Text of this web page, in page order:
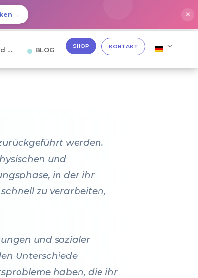
→ ✕
… BLOG SHOP KONTAKT
werden.
und
in der ihr
zu verarbeiten,
und sozialer
Unterschiede
haben, die ihr